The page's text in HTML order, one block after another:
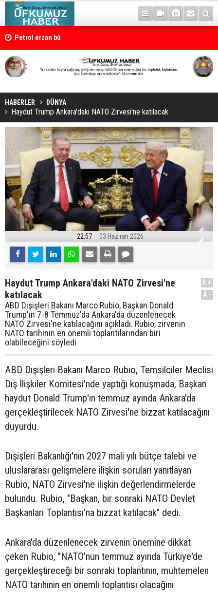
Petrol erzan bû
HABERLER DÜNYA
Haydut Trump Ankara'daki NATO Zirvesi'ne katılacak
22:57 03 Haziran 2026
Haydut Trump Ankara'daki NATO Zirvesi'ne
katılacak
ABD Dışişleri Bakanı Marco Rubio, Başkan Donald
Trump'ın 7-8 Temmuz'da Ankara'da düzenlenecek
NATO Zirvesi'ne katılacağını açıkladı. Rubio, zirvenin
NATO tarihinin en önemli toplantılarından biri
olabileceğini söyledi
A+
A-
ABD Dışişleri Bakanı Marco Rubio, Temsilciler Meclisi
Dış İlişkiler Komitesi'nde yaptığı konuşmada, Başkan
haydut Donald Trump'ın temmuz ayında Ankara'da
gerçekleştirilecek NATO Zirvesi'ne bizzat katılacağını
duyurdu.
Dışişleri Bakanlığı'nın 2027 mali yılı bütçe talebi ve
uluslararası gelişmelere ilişkin soruları yanıtlayan
Rubio, NATO Zirvesi'ne ilişkin değerlendirmelerde
bulundu. Rubio, "Başkan, bir sonraki NATO Devlet
Başkanları Toplantısı'na bizzat katılacak" dedi.
Ankara'da düzenlenecek zirvenin önemine dikkat
çeken Rubio, "NATO'nun temmuz ayında Türkiye'de
gerçekleştireceği bir sonraki toplantının, muhtemelen
NATO tarihinin en önemli toplantısı olacağını